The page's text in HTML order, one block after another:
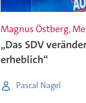
Magnus Östberg,
„Das SDV
erheblich“
Pascal Nagel